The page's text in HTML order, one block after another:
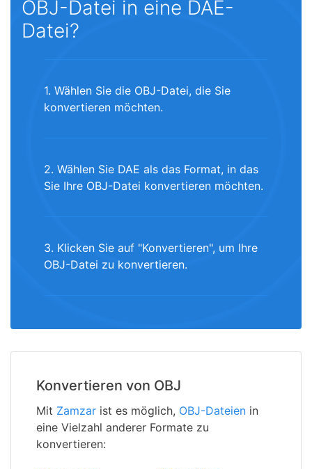
OBJ-Datei in eine DAE-
Datei?
1. Wählen Sie die OBJ-Datei, die Sie
konvertieren möchten.
2. Wählen Sie DAE als das Format, in das
Sie Ihre OBJ-Datei konvertieren möchten.
3. Klicken Sie auf "Konvertieren", um Ihre
OBJ-Datei zu konvertieren.
Konvertieren von OBJ
Mit Zamzar ist es möglich, OBJ-Dateien in
eine Vielzahl anderer Formate zu
konvertieren: